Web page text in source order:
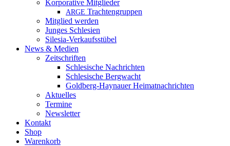
Korporative Mitglieder
ARGE Trachtengruppen
Mitglied werden
Junges Schlesien
Silesia-Verkaufsstübel
News & Medien
Zeitschriften
Schlesische Nachrichten
Schlesische Bergwacht
Goldberg-Haynauer Heimatnachrichten
Aktuelles
Termine
Newsletter
Kontakt
Shop
Warenkorb